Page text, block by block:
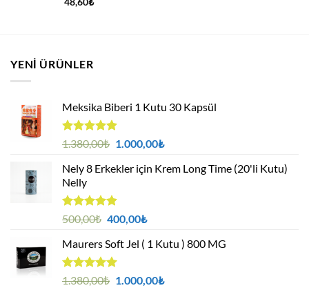
48,60₺
YENI ÜRÜNLER
Meksika Biberi 1 Kutu 30 Kapsül
5 üzerinden
oy
aldı
1.380,00₺ Orijinal
1.380,00₺.
1.000,00₺Şu
fiyat:
Nely 8 Erkekler için Krem Long Time (20'li Kutu)
Nelly
5 üzerinden
oy
aldı
500,00₺ Orijinal
500,00₺.
400,00₺Şu
fiyat:
Maurers Soft Jel ( 1 Kutu ) 800 MG
5 üzerinden
oy
1.380,00₺ Orijinal
1.000,00₺Şu